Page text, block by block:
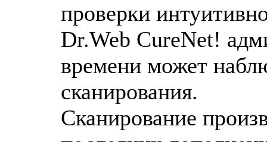
проверки
Dr.Web CureNet!
времени может
сканирования.
Сканирование